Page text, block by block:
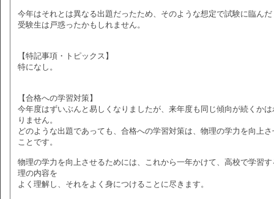
今年はそれとは異なる出題だったため、そのような想定で試験に臨んだ
受験生は戸惑ったかもしれません。
【特記事項・トピックス】
特になし。
【合格への学習対策】
今年度はずいぶんと易しくなりましたが、来年度も同じ傾向が続くかは
りません。
どのような出題であっても、合格への学習対策は、物理の学力を向上さ
ことです。
物理の学力を向上させるためには、これから一年かけて、高校で学習す
理の内容を
よく理解し、それをよく身につけることに尽きます。